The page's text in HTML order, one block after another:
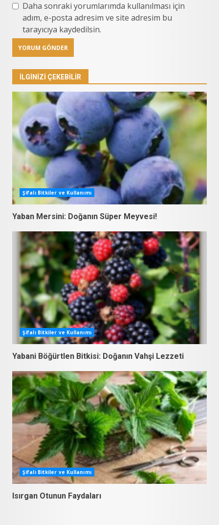
Daha sonraki yorumlarımda kullanılması için
adım, e-posta adresim ve site adresim bu
tarayıcıya kaydedilsin.
İLGINIZI ÇEKEBILIR
Şifalı Bitkiler ve Kullanımı
Yaban Mersini: Doğanın Süper Meyvesi!
Şifalı Bitkiler ve Kullanımı
Yabani Böğürtlen Bitkisi: Doğanın Vahşi Lezzeti
Şifalı Bitkiler ve Kullanımı
Isırgan Otunun Faydaları